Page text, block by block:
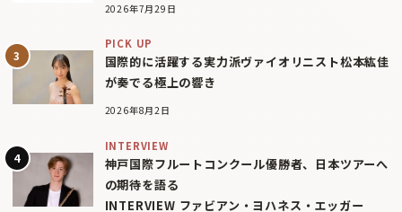
2026年7月29日
PICK UP
国際的に活躍する実力派ヴァイオリニスト松本紘佳
が奏でる極上の響き
2026年8月2日
INTERVIEW
神戸国際フルートコンクール優勝者、日本ツアーへ
の期待を語る
INTERVIEW ファビアン・ヨハネス・エッガー